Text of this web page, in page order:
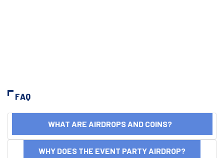
FAQ
WHAT ARE AIRDROPS AND COINS?
WHY DOES THE EVENT PARTY AIRDROP?